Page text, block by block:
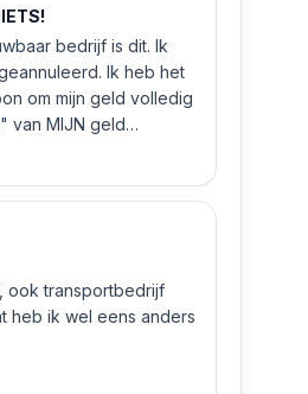
bedrijf is dit. Ik
Ik heb het
om mijn geld volledig
van MIJN geld
ook transportbedrijf
heb ik wel eens anders